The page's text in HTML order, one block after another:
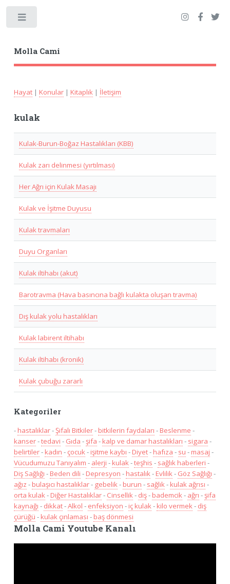
Molla Cami
Hayat| Konular| Kitaplık| İletişim
kulak
Kulak-Burun-Boğaz Hastalıkları (KBB)
Kulak zarı delinmesi (yırtılması)
Her Ağrı için Kulak Masajı
Kulak ve İşitme Duyusu
Kulak travmaları
Duyu Organları
Kulak iltihabı (akut)
Barotravma (Hava basıncına bağlı kulakta oluşan travma)
Dış kulak yolu hastalıkları
Kulak labirent iltihabı
Kulak iltihabı (kronik)
Kulak çubuğu zararlı
Kategoriler
-hastalıklar-Şifalı Bitkiler-bitkilerin faydaları -Beslenme -
kanser-tedavi - Gıda -şifa -kalp ve damar hastalıkları - sigara -
belirtiler-kadın - çocuk-işitme kaybı -Diyet-hafıza - su -masaj -
Vücudumuzu Tanıyalım - alerji -kulak-teşhis - sağlık haberleri -
Diş Sağlığı -Beden dili -Depresyon -hastalık-Evlilik- Göz Sağlığı -
ağız -bulaşıcı hastalıklar- gebelik-burun - sağlık-kulak ağrısı -
orta kulak-Diğer Hastalıklar- Cinsellik- diş-bademcik- ağrı -şifa
kaynağı - dikkat-Alkol - enfeksiyon -iç kulak-kilo vermek- diş
çürüğü -kulak çınlaması -baş dönmesi
Molla Cami Youtube Kanalı